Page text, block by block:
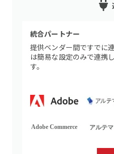
統合パートナー
提供ベンダー間ですでに
は簡易な設定のみで連携
す。
Adobe Commerce アルテ